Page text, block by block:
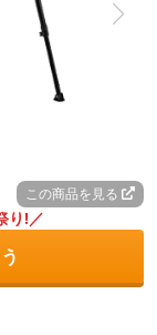
この商品を見る
り!／